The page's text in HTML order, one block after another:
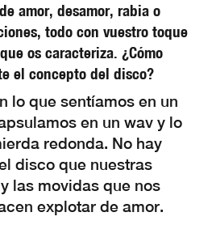
amor, desamor, rabia o
todo con vuestro toque
os caracteriza. ¿Cómo
el concepto del disco?
lo que sentíamos en un
en un wav y lo
redonda. No hay
disco que nuestras
las movidas que nos
explotar de amor.